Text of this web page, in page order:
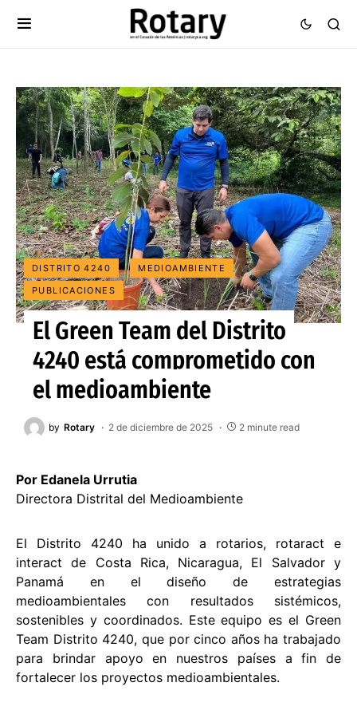
DISTRITO 4240
MEDIOAMBIENTE
PUBLICACIONES
El Green Team del Distrito
4240 está comprometido con
el medioambiente
by Rotary 2 de diciembre de 2025 2 minute read
Por Edanela Urrutia
Directora Distrital del Medioambiente
El Distrito 4240 ha unido a rotarios, rotaract e
interact de Costa Rica, Nicaragua, El Salvador y
Panamá en el diseño de estrategias
medioambientales con resultados sistémicos,
sostenibles y coordinados. Este equipo es el Green
Team Distrito 4240, que por cinco años ha trabajado
para brindar apoyo en nuestros países a fin de
fortalecer los proyectos medioambientales.